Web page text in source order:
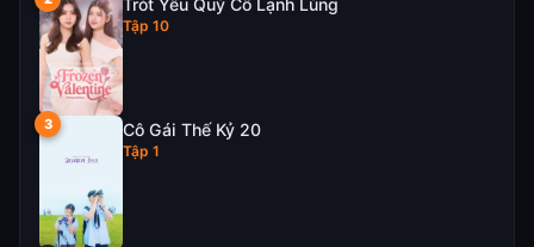
Trót Yêu Quý Cô Lạnh Lùng
Tập 10
Cô Gái Thế Kỷ 20
Tập 1